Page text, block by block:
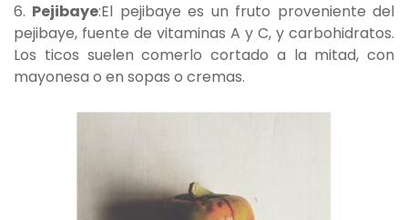
6. Pejibaye:El pejibaye es un fruto proveniente del
pejibaye, fuente de vitaminas A y C, y carbohidratos.
Los ticos suelen comerlo cortado a la mitad, con
mayonesa o en sopas o cremas.